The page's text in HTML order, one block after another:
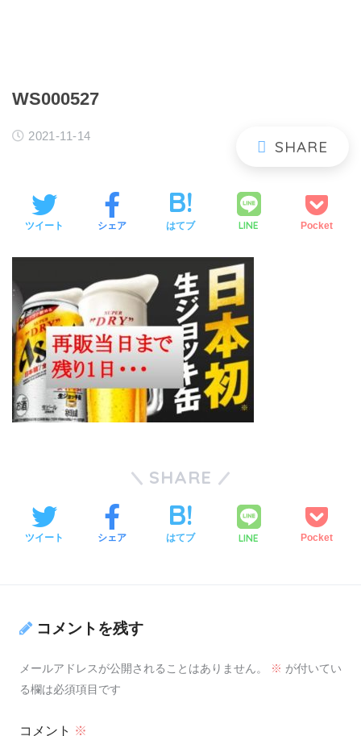
WS000527
2021-11-14
ツイート シェア はてブ LINE Pocket
SHARE
ツイート シェア はてブ LINE Pocket
コメントを残す
メールアドレスが公開されることはありません。 ※ が付いてい
る欄は必須項目です
コメント ※